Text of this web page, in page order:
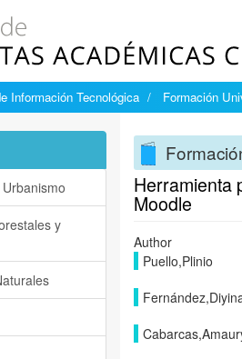
Información Tecnológica Formación
Herramienta
Moodle
Author
Puello,Plinio
y